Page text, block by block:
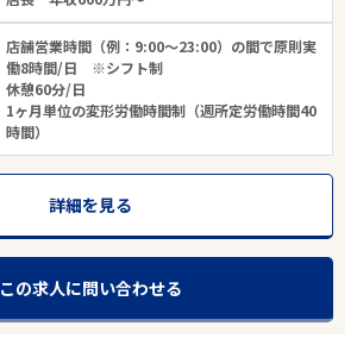
店舗営業時間（例：9:00～23:00）の間で原則実
働8時間/日 ※シフト制
休憩60分/日
1ヶ月単位の変形労働時間制（週所定労働時間40
時間）
詳細を見る
この求人に問い合わせる